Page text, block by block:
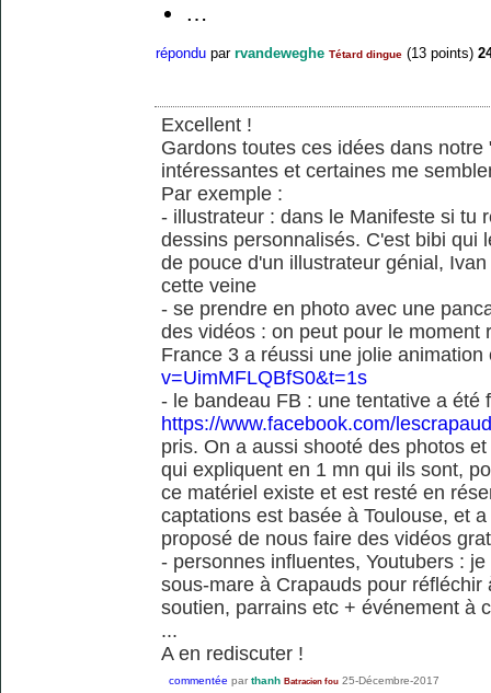
répondu par rvandeweghe Tétard dingue (13 points)
Excellent !
Gardons toutes ces idées dans
intéressantes et certaines me
Par exemple :
- illustrateur : dans le Manifeste si tu
dessins personnalisés. C'est bibi qui
de pouce d'un illustrateur génial,
cette veine
- se prendre en photo avec une
des vidéos : on peut pour le moment
France 3 a réussi une jolie
v=UimMFLQBfS0&t=1s
- le bandeau FB : une tentative a été
https://www.facebook.com/
pris. On a aussi shooté des photos
qui expliquent en 1 mn qui ils sont,
ce matériel existe et est resté en
captations est basée à Toulouse, et
proposé de nous faire des vidéos
- personnes influentes, Youtubers :
sous-mare à Crapauds pour
soutien, parrains etc + événement à
...
A en rediscuter !
commentée par thanh Batracien fou 25-Décembre-2017